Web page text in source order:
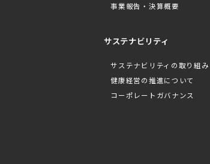
事業報告・決算概要
サステナビリティ
サステナビリティの取り組み
健康経営の推進について
コーポレートガバナンス